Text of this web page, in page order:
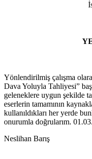
Yönlendirilmiş çalışma
Dava Yoluyla Tahliyesi”
geleneklere uygun şekilde
eserlerin tamamının
kullanıldıkları her yerde
onurumla doğrularım.
Neslihan Barış